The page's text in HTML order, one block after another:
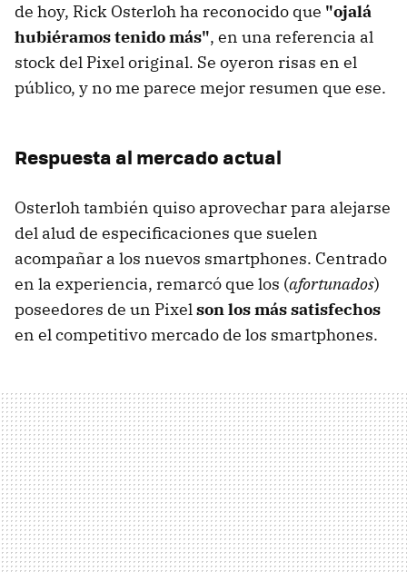
de hoy, Rick Osterloh ha reconocido que "ojalá
hubiéramos tenido más", en una referencia al
stock del Pixel original. Se oyeron risas en el
público, y no me parece mejor resumen que ese.
Respuesta al mercado actual
Osterloh también quiso aprovechar para alejarse
del alud de especificaciones que suelen
acompañar a los nuevos smartphones. Centrado
en la experiencia, remarcó que los (afortunados)
poseedores de un Pixelson los más satisfechos
en el competitivo mercado de los smartphones.